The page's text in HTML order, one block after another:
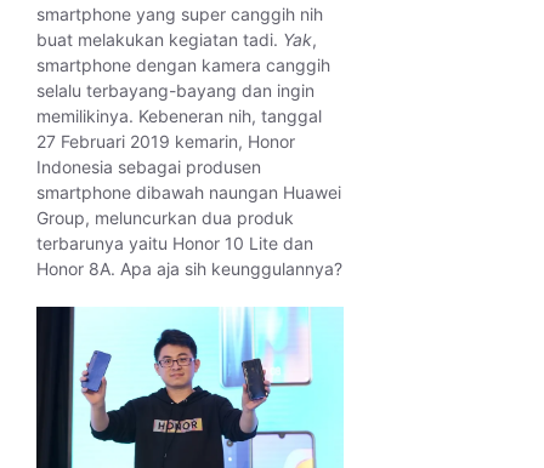
smartphone yang super canggih nih
buat melakukan kegiatan tadi. Yak,
smartphone dengan kamera canggih
selalu terbayang-bayang dan ingin
memilikinya. Kebeneran nih, tanggal
27 Februari 2019 kemarin, Honor
Indonesia sebagai produsen
smartphone dibawah naungan Huawei
Group, meluncurkan dua produk
terbarunya yaitu Honor 10 Lite dan
Honor 8A. Apa aja sih keunggulannya?